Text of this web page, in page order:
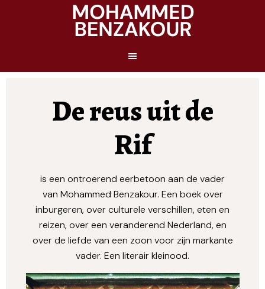
De reus uit de
Rif
is een ontroerend eerbetoon aan de vader
van Mohammed Benzakour. Een boek over
inburgeren, over culturele verschillen, eten en
reizen, over een veranderend Nederland, en
over de liefde van een zoon voor zijn markante
vader. Een literair kleinood.